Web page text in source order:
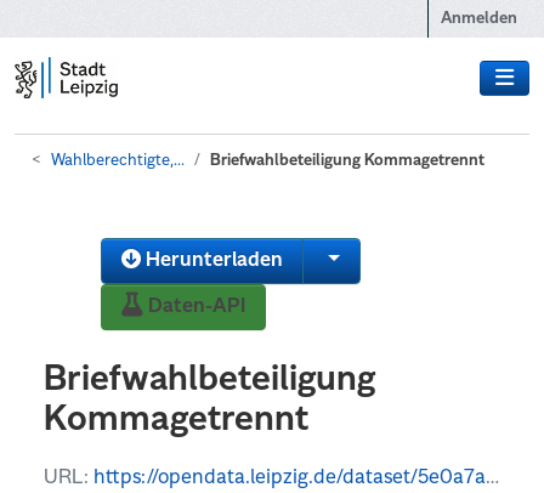
Anmelden
Wahlberechtigte,... Briefwahlbeteiligung Kommagetrennt
Herunterladen
Daten-API
Briefwahlbeteiligung
Kommagetrennt
URL: https://opendata.leipzig.de/dataset/5e0a7a96-75b7-4669-97db-80dd7bc2c27c/resource/7a390cc6-ddf5-419e-befd-517adc06e03b/download/briefwahlbeteiligung_komma.csv